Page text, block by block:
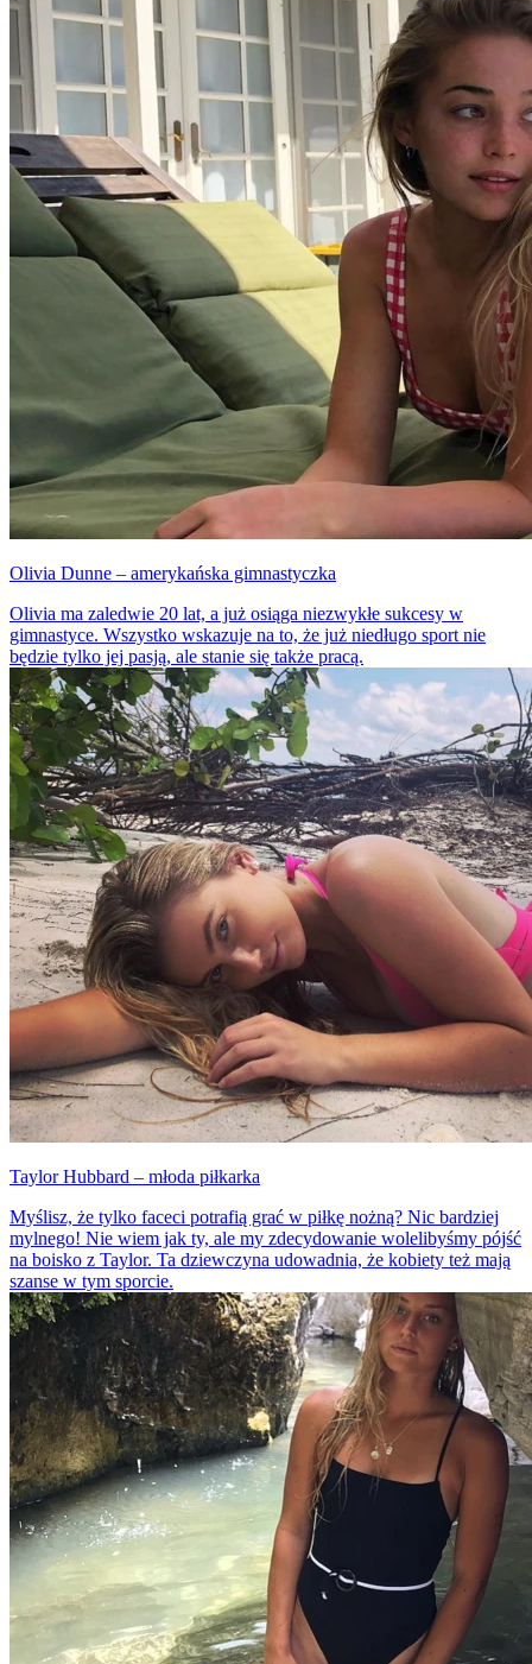
Olivia Dunne – amerykańska gimnastyczka
Olivia ma zaledwie 20 lat, a już osiąga niezwykłe sukcesy w
gimnastyce. Wszystko wskazuje na to, że już niedługo sport nie
będzie tylko jej pasją, ale stanie się także pracą.
Taylor Hubbard – młoda piłkarka
Myślisz, że tylko faceci potrafią grać w piłkę nożną? Nic bardziej
mylnego! Nie wiem jak ty, ale my zdecydowanie wolelibyśmy pójść
na boisko z Taylor. Ta dziewczyna udowadnia, że kobiety też mają
szanse w tym sporcie.